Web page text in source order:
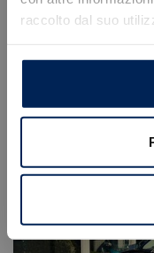
raccolto dal suo
Cambio
Colore
Posti